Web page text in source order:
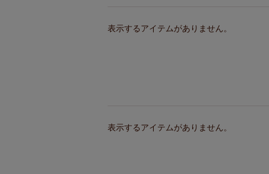
表示するアイテムがありません。
表示するアイテムがありません。